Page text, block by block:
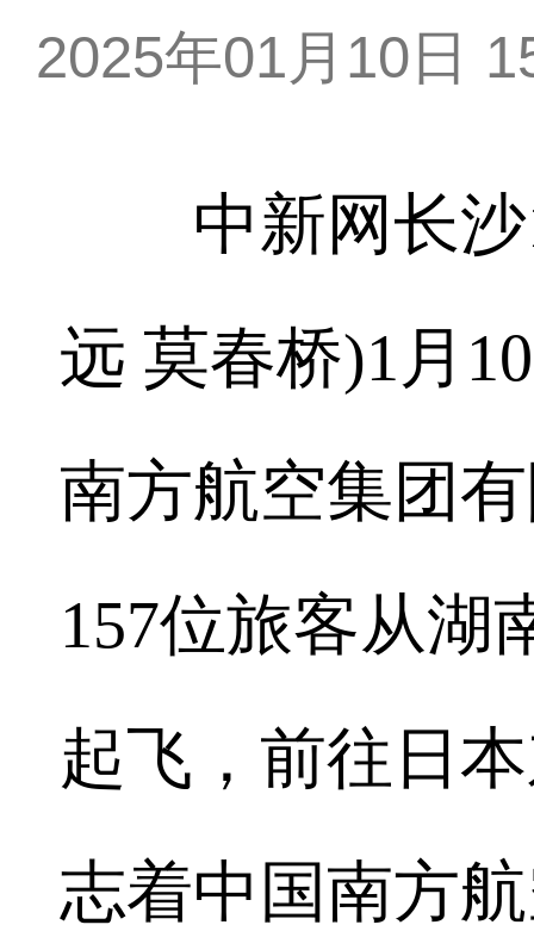
2025年01月10日
中新网长沙1
远 莫春桥)1月
南方航空集团
157位旅客从湖
起飞，前往日
志着中国南方